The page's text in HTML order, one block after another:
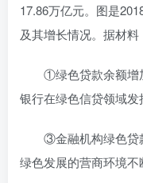
17.86万亿元。图是
及其增长情况。据材
①绿色贷款余额
银行在绿色信贷领域发
③金融机构绿色
绿色发展的营商环境不